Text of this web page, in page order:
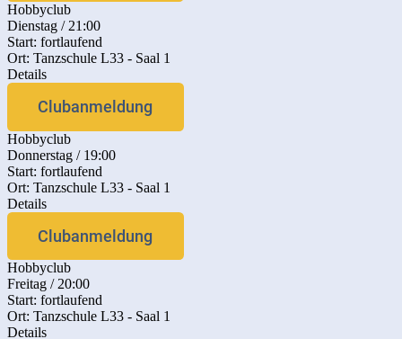
Hobbyclub
Dienstag / 21:00
Start: fortlaufend
Ort: Tanzschule L33 - Saal 1
Details
Clubanmeldung
Hobbyclub
Donnerstag / 19:00
Start: fortlaufend
Ort: Tanzschule L33 - Saal 1
Details
Clubanmeldung
Hobbyclub
Freitag / 20:00
Start: fortlaufend
Ort: Tanzschule L33 - Saal 1
Details